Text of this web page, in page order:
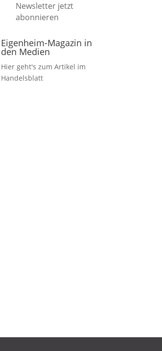
Newsletter jetzt
abonnieren
Eigenheim-Magazin in
den Medien
Hier geht's zum Artikel im
Handelsblatt